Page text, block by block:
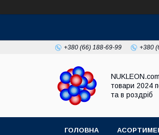
+380 (66) 188-69-99 +380
товари 2024
та в роздріб
ГОЛОВНА